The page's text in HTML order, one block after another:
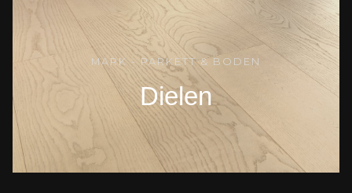
MARK - PARKETT & BODEN
Dielen